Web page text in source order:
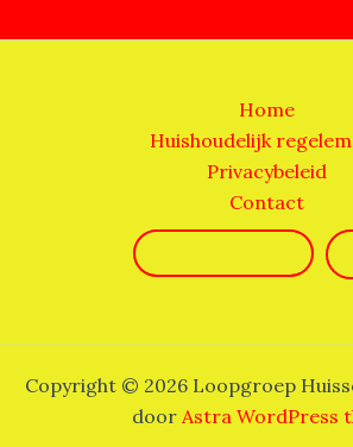
Home
Huishoudelijk
Privacybeleid
Contact
Zoeken
Copyright © 2026 Loopgroep
door Astra WordPress